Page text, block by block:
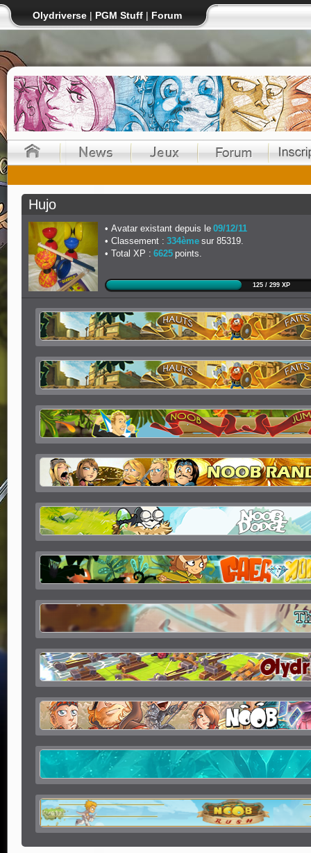
Olydriverse | PGM Stuff | Forum
Hujo
Avatar existant depuis le 09/12/11
Classement : 334ème sur 85319.
Total XP : 6625 points.
125 / 299 XP